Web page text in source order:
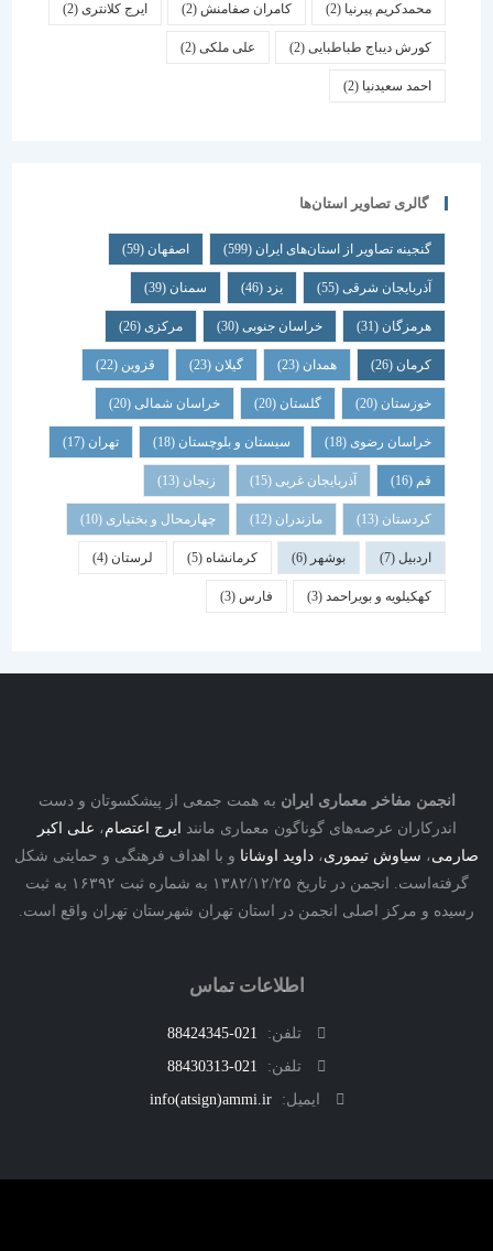
محمدکریم پیرنیا (2) کامران صفامنش(2) ایرج کلانتری (2)
کورش دیباج طباطبایی(2) علی ملکی(2)
احمد سعیدنیا (2)
گالری تصاویر استان‌ها
گنجینه تصاویر از استان‌های ایران(599) اصفهان (59)
آذربایجان شرقی(55) یزد سمنان (39)
هرمزگان(31) خراسان جنوبی(30) مرکزی (26)
همدان گیلان قزوین
خوزستان(20) گلستان (20) خراسان شمالی(20)
خراسان رضوی(18) سیستان و بلوچستان(18) تهران
آذربایجان غربی(15) زنجان
کردستان(13) مازندران(12) چهارمحال و بختیاری (10)
بوشهر کرمانشاه(5) لرستان (4)
کهکیلویه و بویراحمد(3) فارس
مفاخر معماری ایرانبه همت جمعی از پیشکسوتان و دست
عرصه‌های گوناگون معماری مانندایرج اعتصام،علی اکبر
،سیاوش تیموری،داوید اوشانا و با اهداف فرهنگی و حمایتی شکل
گرفته‌است. انجمن در تاریخ ۱۳۸۲/۱۲/۲۵ به شماره ثبت ۱۶۳۹۲ به ثبت
و مرکز اصلی انجمن در استان تهران شهرستان تهران واقع است.
اطلاعات تماس
تلفن:
021-88424345
تلفن:
021-88430313
ایمیل:
info(atsign)ammi.ir